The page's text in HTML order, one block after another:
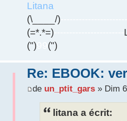
Litana
(\____/)
(=*.*=)
(")
(")
Re: EBOOK:
de un_ptit_gars» Dim
litana a écrit: